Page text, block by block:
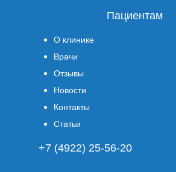
Пациентам
О клинике
Врачи
Отзывы
Новости
Контакты
Статьи
+7 (4922) 25-56-20